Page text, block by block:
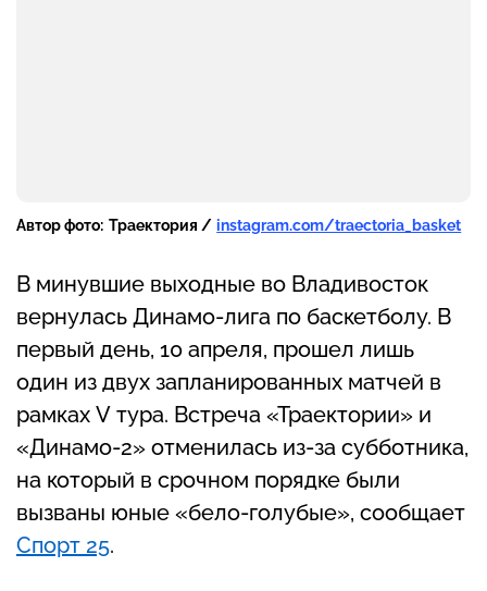
Автор фото: Траектория / instagram.com/traectoria_basket
В минувшие выходные во Владивосток
вернулась Динамо-лига по баскетболу. В
первый день, 10 апреля, прошел лишь
один из двух запланированных матчей в
рамках V тура. Встреча «Траектории» и
«Динамо-2» отменилась из-за субботника,
на который в срочном порядке были
вызваны юные «бело-голубые», сообщает
Спорт 25.